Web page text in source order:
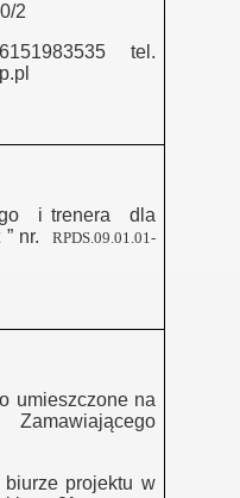
2
tel.
i trenera
dla
nr.
RPDS.09.01.01-
umieszczone na
biurze projektu w